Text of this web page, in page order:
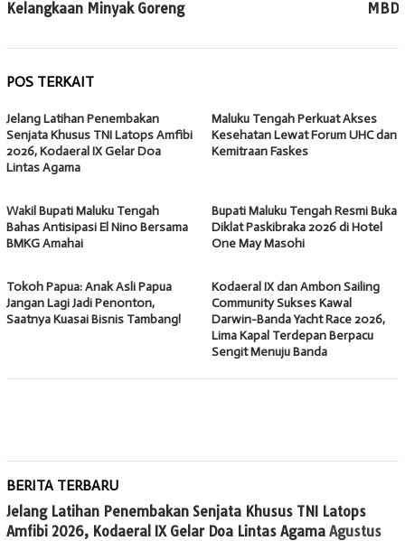
Kelangkaan Minyak Goreng MBD
POS TERKAIT
Jelang Latihan Penembakan
Senjata Khusus TNI Latops Amfibi
2026, Kodaeral IX Gelar Doa
Lintas Agama
Maluku Tengah Perkuat Akses
Kesehatan Lewat Forum UHC dan
Kemitraan Faskes
Wakil Bupati Maluku Tengah
Bahas Antisipasi El Nino Bersama
BMKG Amahai
Bupati Maluku Tengah Resmi Buka
Diklat Paskibraka 2026 di Hotel
One May Masohi
Tokoh Papua: Anak Asli Papua
Jangan Lagi Jadi Penonton,
Saatnya Kuasai Bisnis Tambang!
Kodaeral IX dan Ambon Sailing
Community Sukses Kawal
Darwin-Banda Yacht Race 2026,
Lima Kapal Terdepan Berpacu
Sengit Menuju Banda
BERITA TERBARU
Jelang Latihan Penembakan Senjata Khusus TNI Latops
Amfibi 2026, Kodaeral IX Gelar Doa Lintas Agama Agustus